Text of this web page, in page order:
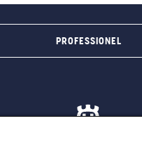
PROFESSIONEL